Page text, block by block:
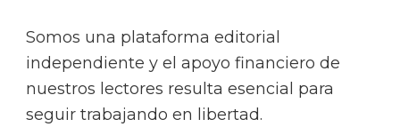
Somos una plataforma editorial
independiente y el apoyo financiero de
nuestros lectores resulta esencial para
seguir trabajando en libertad.